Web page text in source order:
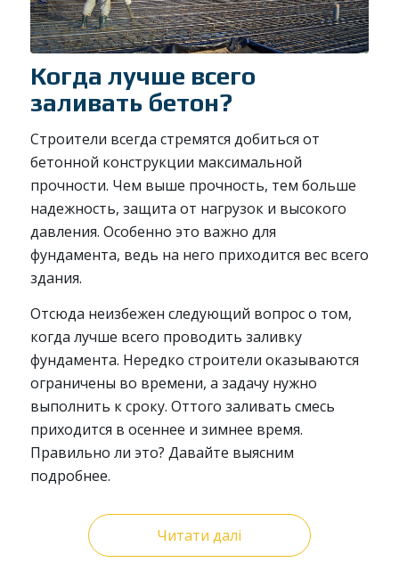
Когда лучше всего
заливать бетон?
Строители всегда стремятся добиться от
бетонной конструкции максимальной
прочности. Чем выше прочность, тем больше
надежность, защита от нагрузок и высокого
давления. Особенно это важно для
фундамента, ведь на него приходится вес всего
здания.
Отсюда неизбежен следующий вопрос о том,
когда лучше всего проводить заливку
фундамента. Нередко строители оказываются
ограничены во времени, а задачу нужно
выполнить к сроку. Оттого заливать смесь
приходится в осеннее и зимнее время.
Правильно ли это? Давайте выясним
подробнее.
Читати далі